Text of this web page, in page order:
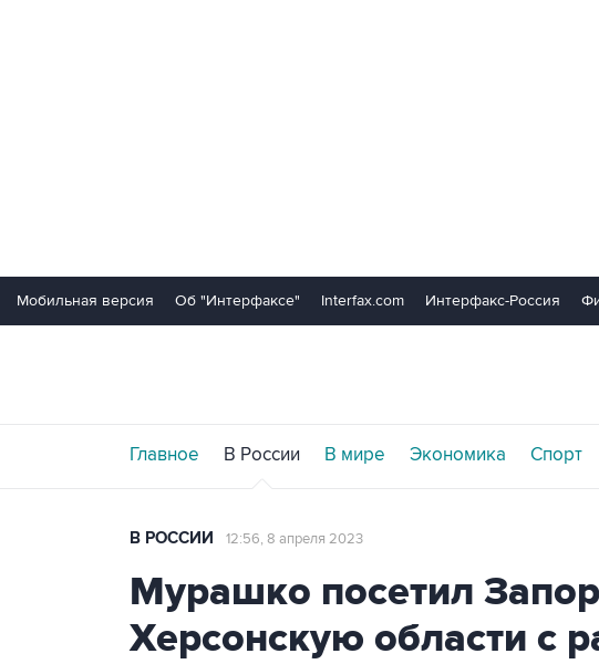
Мобильная версия Об "Интерфаксе" Interfax.com Интерфакс-Россия
Главное В России В мире Экономика Спорт
В РОССИИ 12:56, 8 апреля 2023
Мурашко посетил
Херсонскую области с